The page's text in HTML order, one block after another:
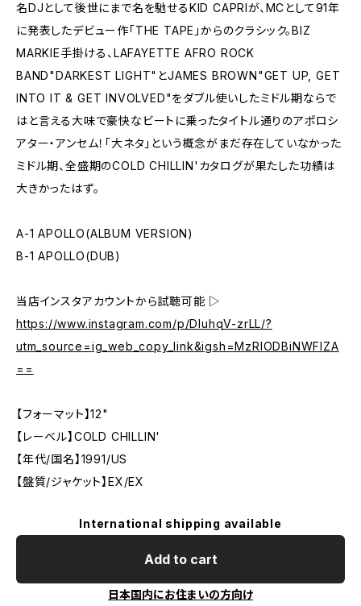
名DJとして後世にまで名を馳せるKID CAPRIが、MCとして91年
に発表したデビュー作「THE TAPE」からのクラシック。BIZ
MARKIE手掛ける、LAFAYETTE AFRO ROCK
BAND"DARKEST LIGHT"とJAMES BROWN"GET UP, GET
INTO IT & GET INVOLVED"をダブル使いしたミドル期ならで
はと言える大味で豪快なビートに乗ったタイトル通りのアポロシ
アター・アンセム！「大ネタ」という概念がまだ存在していなかった
ミドル期、全盛期のCOLD CHILLIN'カタログが果たした功績は
大きかったはず。
A-1 APOLLO(ALBUM VERSION)
B-1 APOLLO(DUB)
当店インスタアカウントから試聴可能 ▷
https://www.instagram.com/p/DIuhqV-zrLL/?
utm_source=ig_web_copy_link&igsh=MzRlODBiNWFlZA
==
【フォーマット】12"
【レーベル】COLD CHILLIN'
【年代/国名】1991/US
【盤質/ジャケット】EX/EX
International shipping available
Add to cart
日本国内にお住まいの方向け